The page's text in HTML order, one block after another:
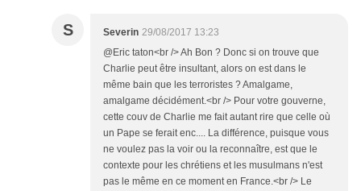
S Severin 29/08/2017 13:23
@Eric taton<br /> Ah Bon ? Donc si on trouve que
Charlie peut être insultant, alors on est dans le
même bain que les terroristes ? Amalgame,
amalgame décidément.<br /> Pour votre gouverne,
cette couv de Charlie me fait autant rire que celle où
un Pape se ferait enc.... La différence, puisque vous
ne voulez pas la voir ou la reconnaître, est que le
contexte pour les chrétiens et les musulmans n'est
pas le même en ce moment en France.<br /> Le